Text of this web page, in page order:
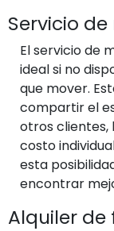
Servicio
El servicio de
ideal si no
que mover.
compartir el
otros clientes,
costo
esta
encontrar
Alquiler